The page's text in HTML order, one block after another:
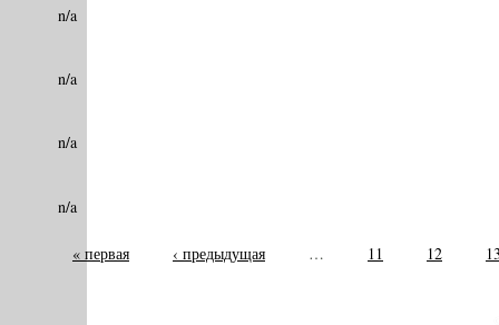
n/a
n/a
n/a
n/a
« первая ‹ предыдущая … 11 12